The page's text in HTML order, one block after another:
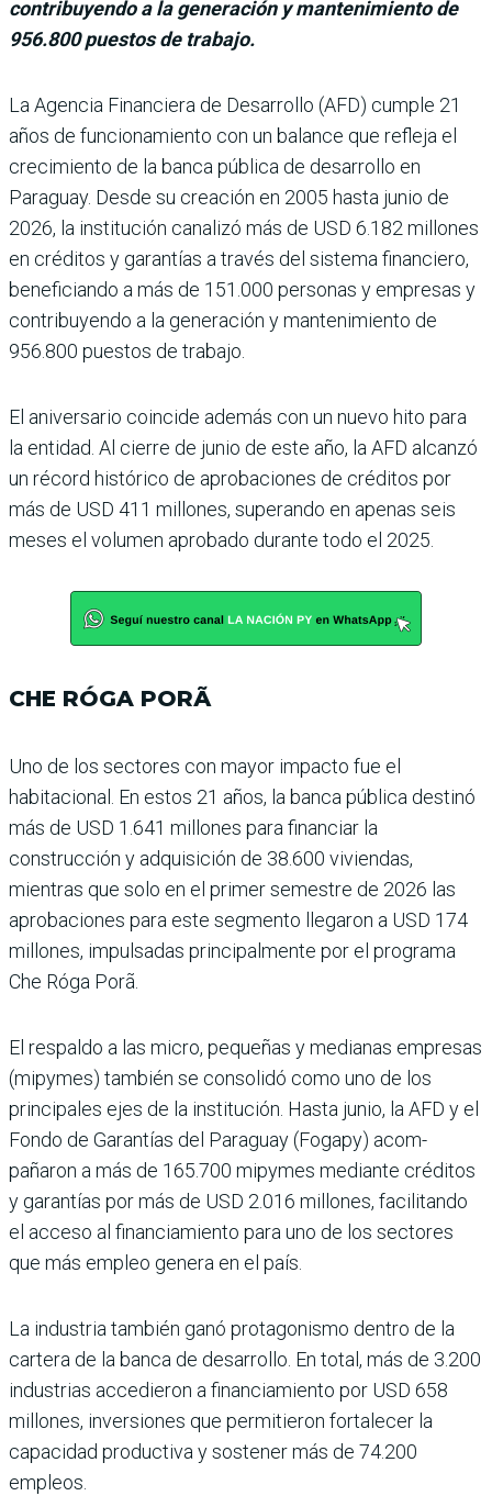
contribuyendo a la generación y mantenimiento de
956.800 puestos de trabajo.
La Agencia Financiera de Desarrollo (AFD) cumple 21
años de fun­cionamiento con un balance que refleja el
crecimiento de la banca pública de desarrollo en
Paraguay. Desde su crea­ción en 2005 hasta junio de
2026, la institución canalizó más de USD 6.182 millones
en créditos y garantías a través del sistema financiero,
bene­ficiando a más de 151.000 personas y empresas y
con­tribuyendo a la generación y mantenimiento de
956.800 puestos de trabajo.
El aniversario coincide ade­más con un nuevo hito para
la entidad. Al cierre de junio de este año, la AFD alcanzó
un récord histórico de aproba­ciones de créditos por
más de USD 411 millones, superando en apenas seis
meses el volu­men aprobado durante todo el 2025.
CHE RÓGA PORÃ
Uno de los sectores con mayor impacto fue el
habitacional. En estos 21 años, la banca pública destinó
más de USD 1.641 millones para financiar la
construcción y adquisición de 38.600 viviendas,
mientras que solo en el primer semes­tre de 2026 las
aprobaciones para este segmento llegaron a USD 174
millones, impulsa­das principalmente por el pro­grama
Che Róga Porã.
El respaldo a las micro, pequeñas y medianas empresas
(mipymes) tam­bién se consolidó como uno de los
principales ejes de la institución. Hasta junio, la AFD y el
Fondo de Garantías del Paraguay (Fogapy) acom­
pañaron a más de 165.700 mipymes mediante créditos
y garantías por más de USD 2.016 millones, facilitando
el acceso al financiamiento para uno de los sectores
que más empleo genera en el país.
La industria también ganó pro­tagonismo dentro de la
cartera de la banca de desarrollo. En total, más de 3.200
industrias accedieron a financiamiento por USD 658
millones, inversio­nes que permitieron fortalecer la
capacidad productiva y sos­tener más de 74.200
empleos.